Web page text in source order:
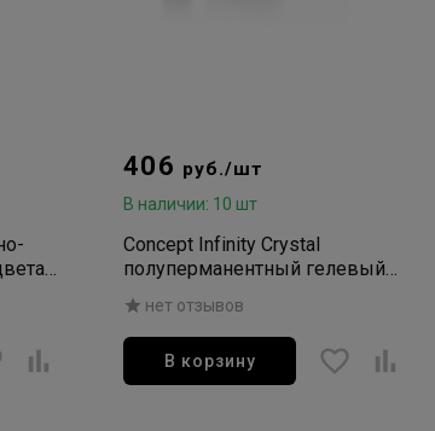
Anty-
406 руб./шт
В наличии: 10 шт
Concept Infinity Crystal
полуперманентный гелевый
краситель для волос 0/0
нейтральный корректор 60мл
нет отзывов
В корзину